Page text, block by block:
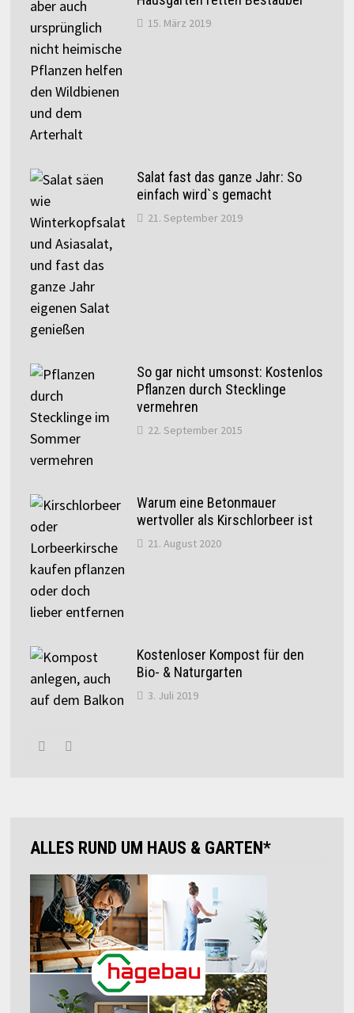
15. März 2019
Salat fast das ganze Jahr: So
einfach wird`s gemacht
21. September 2019
So gar nicht umsonst: Kostenlos
Pflanzen durch Stecklinge
vermehren
22. September 2015
Warum eine Betonmauer
wertvoller als Kirschlorbeer ist
21. August 2020
Kostenloser Kompost für den
Bio- & Naturgarten
3. Juli 2019
ALLES RUND UM HAUS & GARTEN*